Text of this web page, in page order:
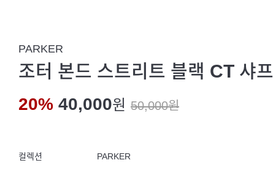
PARKER
조터 본드 스트리트 블랙 CT 샤프
20% 40,000원 50,000원
컬렉션 PARKER